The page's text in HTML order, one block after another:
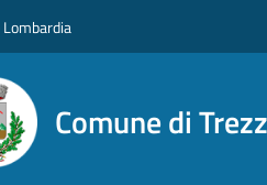
Comune di